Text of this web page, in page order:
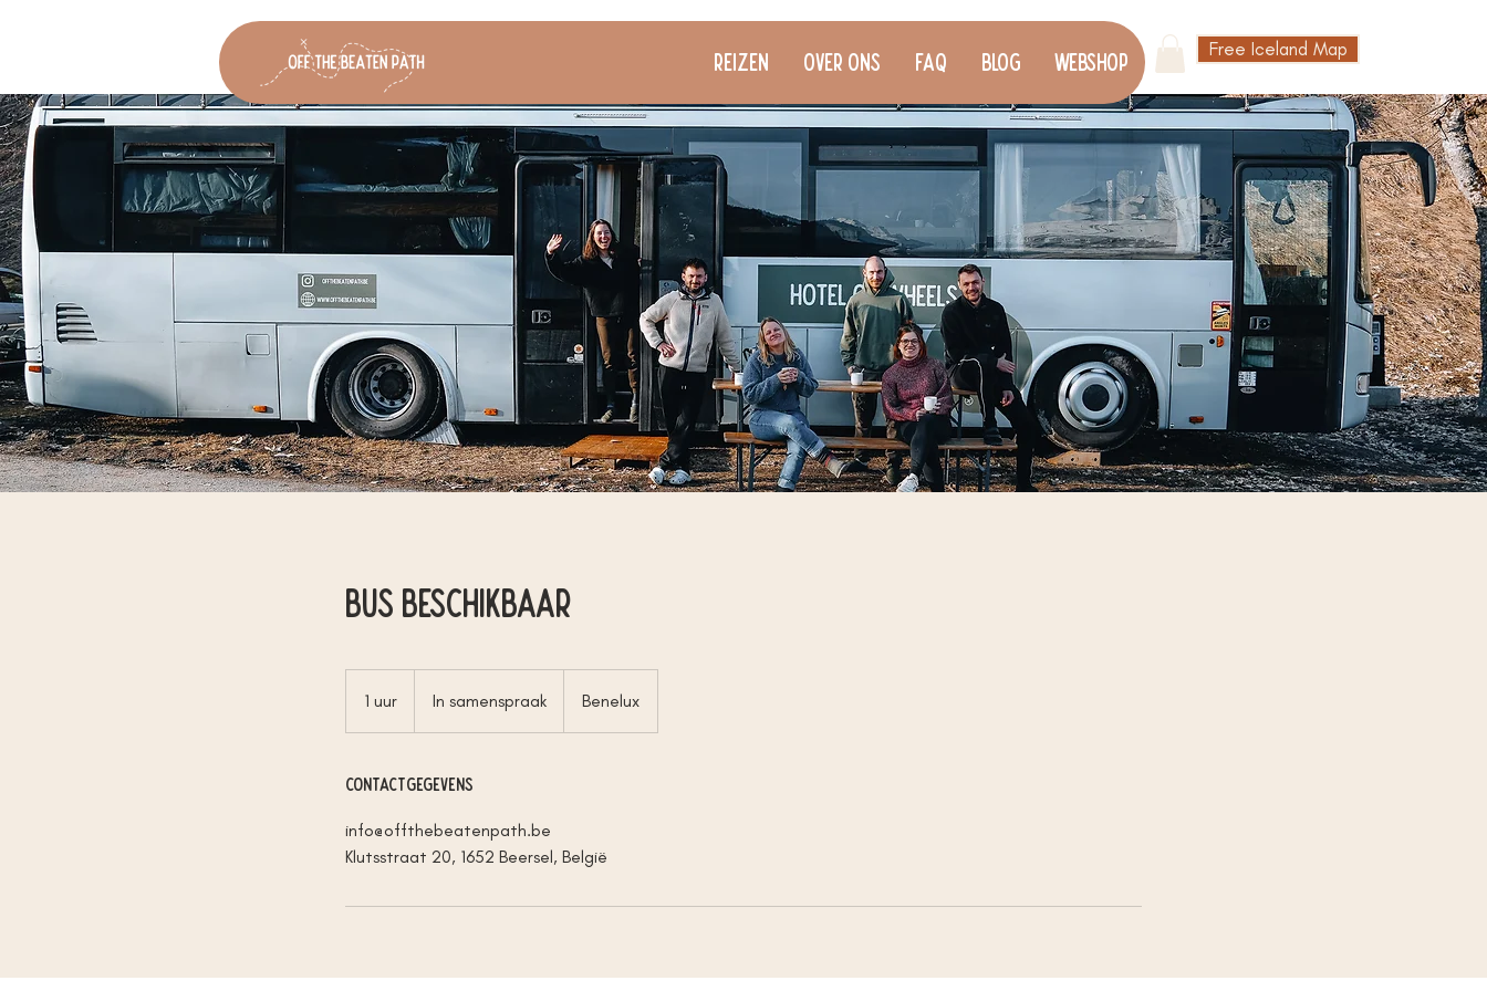
Reizen Over ons FAQ Blog Webshop
Free Iceland Map
Bus beschikbaar
1 uur In samenspraak Benelux
Contactgegevens
info@offthebeatenpath.be
Klutsstraat 20, 1652 Beersel, België